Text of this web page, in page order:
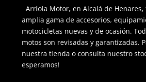
Arriola Motor, en Alcalá de Henares,
amplia gama de accesorios,
motocicletas nuevas y de ocasión.
motos son revisadas y garantizadas.
nuestra tienda o consulta nuestro
esperamos!